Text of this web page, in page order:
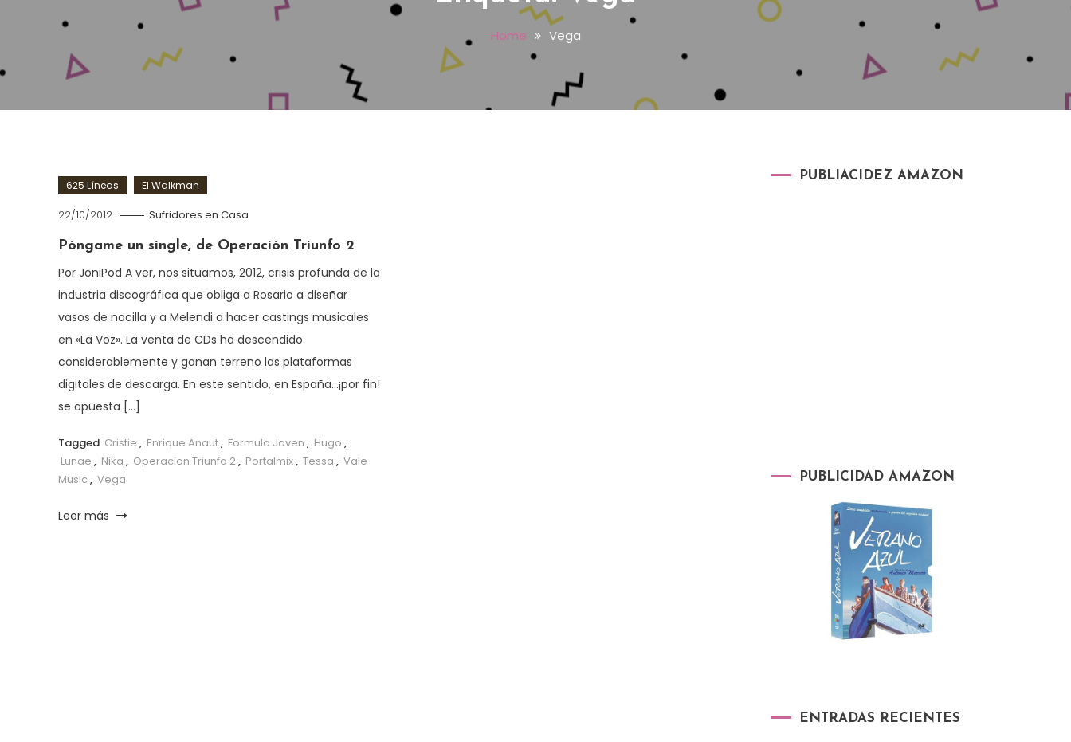
Home Vega
625 Líneas El Walkman
22/10/2012 Sufridores en Casa
Póngame un single, de Operación Triunfo 2
Por JoniPod A ver, nos situamos, 2012, crisis profunda de la
industria discográfica que obliga a Rosario a diseñar
vasos de nocilla y a Melendi a hacer castings musicales
en «La Voz». La venta de CDs ha descendido
considerablemente y ganan terreno las plataformas
digitales de descarga. En este sentido, en España…¡por fin!
se apuesta […]
Tagged Cristie , Enrique Anaut, Formula Joven , Hugo ,
Lunae , Nika , Operacion Triunfo 2, Portalmix, Tessa , Vale
Music , Vega
Leer más
PUBLIACIDEZ AMAZON
PUBLICIDAD AMAZON
ENTRADAS RECIENTES